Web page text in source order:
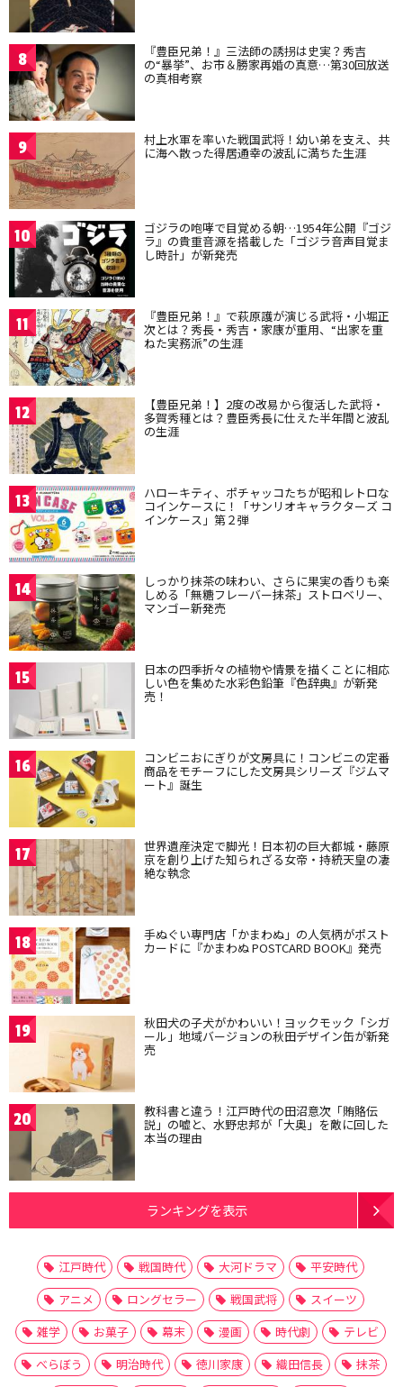
8 『豊臣兄弟！』三法師の誘拐は史実？秀吉
の“暴挙”、お市＆勝家再婚の真意…第30回放送
の真相考察
9 村上水軍を率いた戦国武将！幼い弟を支え、共
に海へ散った得居通幸の波乱に満ちた生涯
10 ゴジラの咆哮で目覚める朝…1954年公開『ゴジ
ラ』の貴重音源を搭載した「ゴジラ音声目覚ま
し時計」が新発売
11 『豊臣兄弟！』で萩原護が演じる武将・小堀正
次とは？秀長・秀吉・家康が重用、“出家を重
ねた実務派”の生涯
12 【豊臣兄弟！】2度の改易から復活した武将・
多賀秀種とは？豊臣秀長に仕えた半年間と波乱
の生涯
13 ハローキティ、ポチャッコたちが昭和レトロな
コインケースに！「サンリオキャラクターズ コ
インケース」第２弾
14 しっかり抹茶の味わい、さらに果実の香りも楽
しめる「無糖フレーバー抹茶」ストロベリー、
マンゴー新発売
15 日本の四季折々の植物や情景を描くことに相応
しい色を集めた水彩色鉛筆『色辞典』が新発
売！
16 コンビニおにぎりが文房具に！コンビニの定番
商品をモチーフにした文房具シリーズ『ジムマ
ート』誕生
17 世界遺産決定で脚光！日本初の巨大都城・藤原
京を創り上げた知られざる女帝・持統天皇の凄
絶な執念
18 手ぬぐい専門店「かまわぬ」の人気柄がポスト
カードに『かまわぬ POSTCARD BOOK』発売
19 秋田犬の子犬がかわいい！ヨックモック「シガ
ール」地域バージョンの秋田デザイン缶が新発
売
20 教科書と違う！江戸時代の田沼意次「賄賂伝
説」の嘘と、水野忠邦が「大奥」を敵に回した
本当の理由
ランキングを表示
江戸時代 戦国時代 大河ドラマ
平安時代
アニメ
ロングセラー 戦国武将
スイーツ
雑学
お菓子 幕末 漫画 時代劇
テレビ
べらぼう
明治時代 徳川家康 織田信長
抹茶